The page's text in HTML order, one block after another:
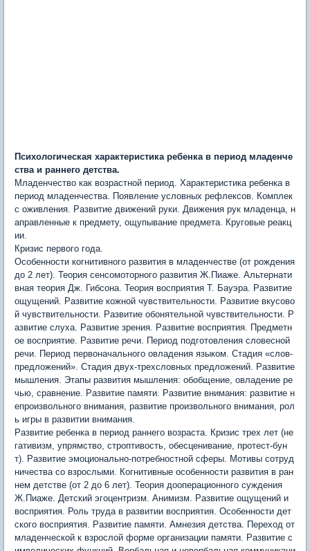
Психологическая характеристика ребенка в период младенче
ства и раннего детства.
Младенчество как возрастной период. Характеристика ребенка в
период младенчества. Появление условных рефлексов. Комплек
с оживления. Развитие движений руки. Движения рук младенца, н
аправленные к предмету, ощупывание предмета. Круговые реакц
ии.
Кризис первого года.
Особенности когнитивного развития в младенчестве (от рождения
до 2 лет). Теория сенсомоторного развития Ж.Пиаже. Альтернати
вная теория Дж. Гибсона. Теория восприятия Т. Бауэра. Развитие
ощущений. Развитие кожной чувствительности. Развитие вкусово
й чувствительности. Развитие обонятельной чувствительности. Р
азвитие слуха. Развитие зрения. Развитие восприятия. Предметн
ое восприятие. Развитие речи. Период подготовления словесной
речи. Период первоначального овладения языком. Стадия «слов-
предложений». Стадия двух-трехсловных предложений. Развитие
мышления. Этапы развития мышления: обобщение, овладение ре
чью, сравнение. Развитие памяти. Развитие внимания: развитие н
епроизвольного внимания, развитие произвольного внимания, рол
ь игры в развитии внимания.
Развитие ребенка в период раннего возраста. Кризис трех лет (не
гативизм, упрямство, строптивость, обесценивание, протест-бун
т). Развитие эмоционально-потребностной сферы. Мотивы сотруд
ничества со взрослыми. Когнитивные особенности развития в ран
нем детстве (от 2 до 6 лет). Теория дооперационного суждения
Ж.Пиаже. Детский эгоцентризм. Анимизм. Развитие ощущений и
восприятия. Роль труда в развитии восприятия. Особенности дет
ского восприятия. Развитие памяти. Амнезия детства. Переход от
младенческой к взрослой форме организации памяти. Развитие с